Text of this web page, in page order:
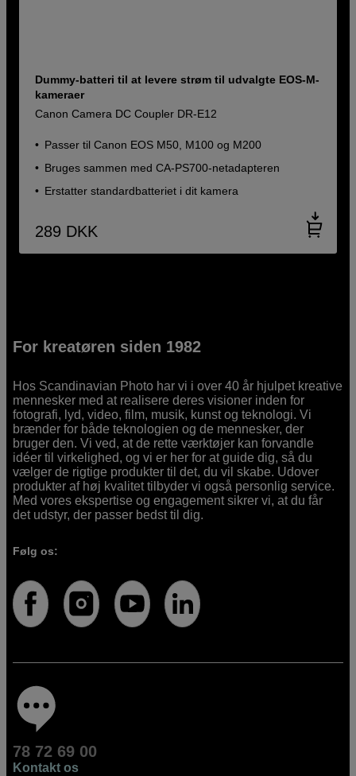
Dummy-batteri til at levere strøm til udvalgte EOS-M-
kameraer
Canon Camera DC Coupler DR-E12
Passer til Canon EOS M50, M100 og M200
Bruges sammen med CA-PS700-netadapteren
Erstatter standardbatteriet i dit kamera
289 DKK
For kreatøren siden 1982
Hos Scandinavian Photo har vi i over 40 år hjulpet kreative
mennesker med at realisere deres visioner inden for
fotografi, lyd, video, film, musik, kunst og teknologi. Vi
brænder for både teknologien og de mennesker, der
bruger den. Vi ved, at de rette værktøjer kan forvandle
idéer til virkelighed, og vi er her for at guide dig, så du
vælger de rigtige produkter til det, du vil skabe. Udover
produkter af høj kvalitet tilbyder vi også personlig service.
Med vores ekspertise og engagement sikrer vi, at du får
det udstyr, der passer bedst til dig.
Følg os:
78 72 69 00
Kontakt os